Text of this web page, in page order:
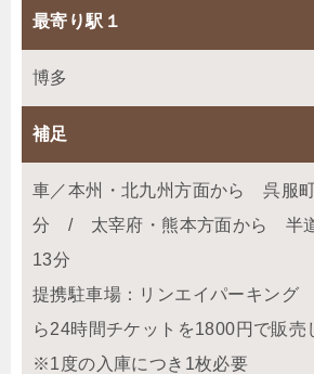
最寄り駅１
博多
補足
車／本州・北九州方面から 呉服
分 / 太宰府・熊本方面から 半
13分
提携駐車場：リンエイパーキン
ら24時間チケットを1800円で販
※1度の入庫につき1枚必要